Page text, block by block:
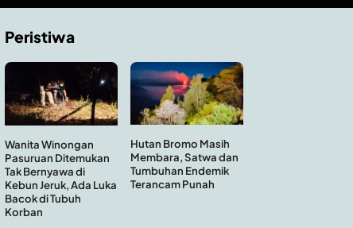
Peristiwa
Wanita Winongan
Pasuruan Ditemukan
Tak Bernyawa di
Kebun Jeruk, Ada Luka
Bacok di Tubuh
Korban
Hutan Bromo Masih
Membara, Satwa dan
Tumbuhan Endemik
Terancam Punah